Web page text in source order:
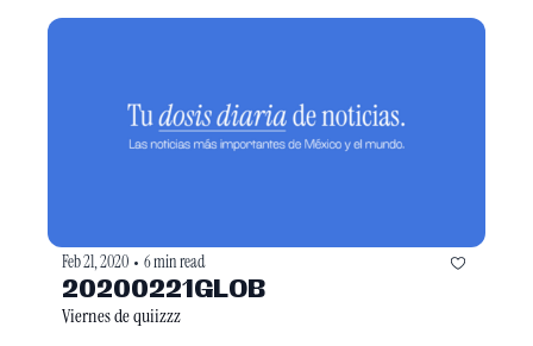
Feb 21, 2020 • 6 min read
20200221GLOB
Viernes de quiizzz